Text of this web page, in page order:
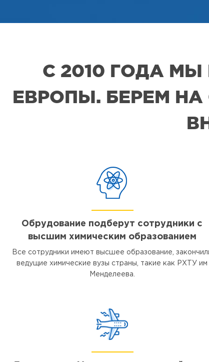
С 2010 ГОДА
ЕВРОПЫ. БЕРЕМ
Обрудование подберут сотрудники с
высшим химическим образованием
Все сотрудники имеют высшее образование,
ведущие химические вузы страны, такие как РХТУ им
Менделеева.